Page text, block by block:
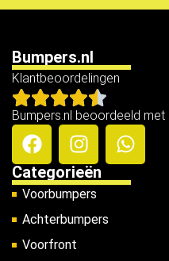
Bumpers.nl
Klantbeoordelingen
Bumpers.nl beoordeeld
Categorieën
Voorbumpers
Achterbumpers
Voorfront